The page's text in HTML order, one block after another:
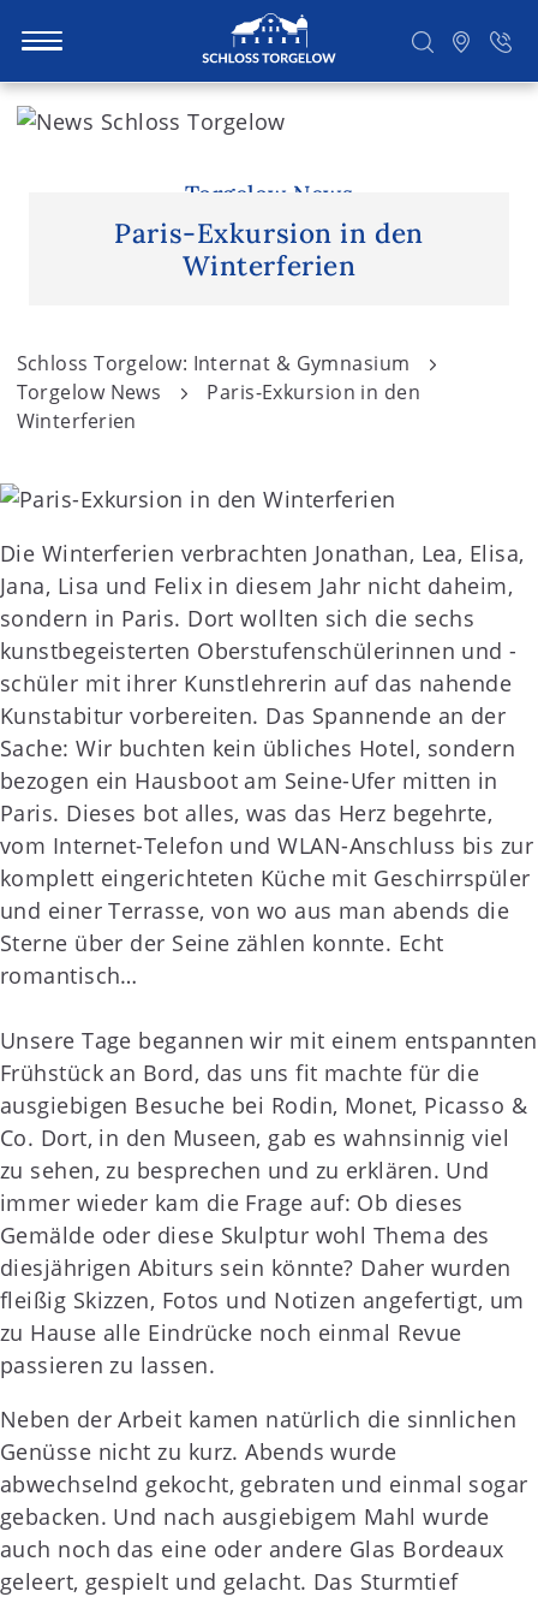
S
t
Torgelow News
Paris-Exkursion in den
Winterferien
Schloss Torgelow: Internat & Gymnasium
Torgelow News
Paris-Exkursion in den
Winterferien
Die Winterferien verbrachten Jonathan, Lea, Elisa,
Jana, Lisa und Felix in diesem Jahr nicht daheim,
sondern in Paris. Dort wollten sich die sechs
kunstbegeisterten Oberstufenschülerinnen und -
schüler mit ihrer Kunstlehrerin auf das nahende
Kunstabitur vorbereiten. Das Spannende an der
Sache: Wir buchten kein übliches Hotel, sondern
bezogen ein Hausboot am Seine-Ufer mitten in
Paris. Dieses bot alles, was das Herz begehrte,
vom Internet-Telefon und WLAN-Anschluss bis zur
komplett eingerichteten Küche mit Geschirrspüler
und einer Terrasse, von wo aus man abends die
Sterne über der Seine zählen konnte. Echt
romantisch…
Unsere Tage begannen wir mit einem entspannten
Frühstück an Bord, das uns fit machte für die
ausgiebigen Besuche bei Rodin, Monet, Picasso &
Co. Dort, in den Museen, gab es wahnsinnig viel
zu sehen, zu besprechen und zu erklären. Und
immer wieder kam die Frage auf: Ob dieses
Gemälde oder diese Skulptur wohl Thema des
diesjährigen Abiturs sein könnte? Daher wurden
fleißig Skizzen, Fotos und Notizen angefertigt, um
zu Hause alle Eindrücke noch einmal Revue
passieren zu lassen.
Neben der Arbeit kamen natürlich die sinnlichen
Genüsse nicht zu kurz. Abends wurde
abwechselnd gekocht, gebraten und einmal sogar
gebacken. Und nach ausgiebigem Mahl wurde
auch noch das eine oder andere Glas Bordeaux
geleert, gespielt und gelacht. Das Sturmtief